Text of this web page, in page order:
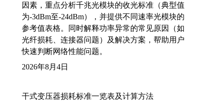
因素，重点分析千兆光模块的收光标准（典型值
为-3dBm至-24dBm），并提供不同速率光模块的
参考值表格。同时解释功率异常的常见原因（如
光纤损耗、连接器问题）及解决方案，帮助用户
快速判断网络性能问题。
2026年8月4日
干式变压器损耗标准一览表及计算方法